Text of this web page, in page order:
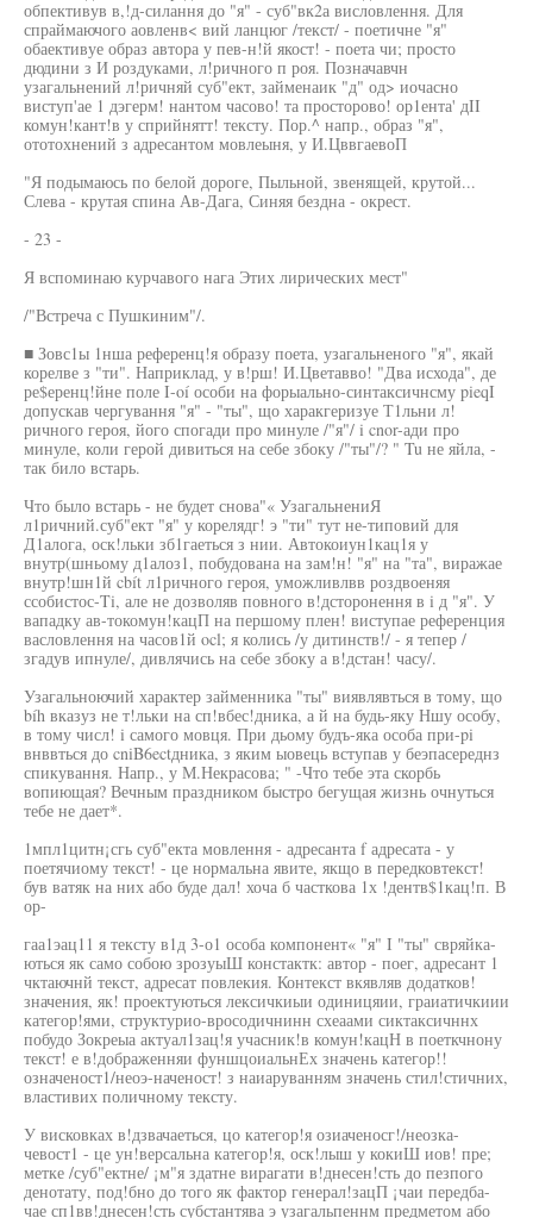
обпективув в,!д-силання до "я" - суб"вк2а висловлення. Для
спраймаючого аовленв< вий ланцюг /текст/ - поетичне "я"
обаективуе образ автора у пев-н!й якост! - поета чи; просто
дюдини з И роздуками, л!ричного п роя. Позначавчн
узагальнений л!ричняй суб"ект, займенаик "д" од> иочасно
виступ'ае 1 дэгерм! нантом часово! та просторово! ор1ента' дII
комун!кант!в у сприйнятт! тексту. Пор.^ напр., образ "я",
ототохнений з адресантом мовлеыня, у И.ЦввгаевоП
"Я подымаюсь по белой дороге, Пыльной, звенящей, крутой...
Слева - крутая спина Ав-Дага, Синяя бездна - окрест.
- 23 -
Я вспоминаю курчавого нага Этих лирических мест"
/"Встреча с Пушкиним"/.
■ Зовс1ы 1нша референц!я образу поета, узагальненого "я", якай
корелве з "ти". Наприклад, у в!рш! И.Цветавво! "Два исхода", де
ре$еренц!йне поле I-oí особи на форыально-синтаксичнсму pieqI
допускав чергування "я" - "ты", що харакгеризуе Т1льни л!
ричного героя, його спогади про минуле /"я"/ i cnor-ади про
минуле, коли герой дивиться на себе збоку /"ты"/? " Tu не яйла, -
так било встарь.
Что было встарь - не будет снова"« УзагальнениЯ
л1ричний.суб"ект "я" у корелядг! э "ти" тут не-типовий для
Д1алога, оск!льки зб1гаеться з нии. Автокоиун1кац1я у
внутр(шньому д1алоз1, побудована на зам!н! "я" на "та", виражае
внутр!шн1й cbít л1ричного героя, уможливлвв роздвоеняя
ссобистос-Ti, але не дозволяв повного в!дсторонення в i д "я". У
вападку ав-токомун!кацП на першому плен! виступае референция
васловлення на часов1й ocl; я колись /у дитинств!/ - я тепер /
згадув ипнуле/, дивлячись на себе збоку а в!дстан! часу/.
Узагальноючий характер займенника "ты" виявлявться в тому, що
bíh вказуз не т!льки на сп!вбес!дника, а й на будь-яку Ншу особу,
в тому числ! i самого мовця. При дьому будъ-яка особа при-pi
внввться до cniB6ectдника, з яким ыовець вступав у беэпасереднз
спикування. Напр., у М.Некрасова; " -Что тебе эта скорбь
вопиющая? Вечным праздником быстро бегущая жизнь очнуться
тебе не дает*.
1мпл1цитн¡сгь суб"екта мовлення - адресанта f адресата - у
поетячиому текст! - це нормальна явите, якщо в передковтекст!
був ватяк на них або буде дал! хоча б часткова 1х !дентв$1кац!п. В
ор-
гаа1эац11 я тексту в1д 3-о1 особа компонент« "я" I "ты" свряйка-
ються як само собою зрозуыШ констактк: автор - поег, адресант 1
чктаючнй текст, адресат повлекия. Контекст вкявляв додатков!
значения, як! проектуються лексичкиыи одиницяии, граиатичкиии
категор!ями, структурио-вросодичнинн схеаами сиктаксичннх
побудо Зокреыа актуал1зац!я учасник!в комун!кацН в поеткчнону
текст! е в!дображенняи фуншцоиальнЕх значень категор!!
означеност1/неоэ-наченост! з наиаруванням значень стил!стичних,
властивих поличному тексту.
У висковках в!дзвачаеться, цо категор!я озиаченосг!/неозка-
чевост1 - це ун!версальна категор!я, оск!лыш у кокиШ иов! пре;
метке /суб"ектне/ ¡м"я здатне вирагати в!днесен!сть до пезпого
денотату, под!бно до того як фактор генерал!зацП ¡чаи передба-
чае сп1вв!днесен!сть субстантява э узагальпеннм предметом або